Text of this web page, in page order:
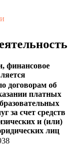
финансовое
договорам об
платных
за счет средств
и (или)
лиц